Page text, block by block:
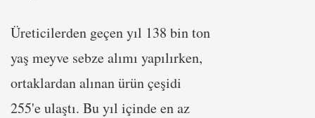
Üreticilerden geçen yıl 138 bin ton
yaş meyve sebze alımı yapılırken,
ortaklardan alınan ürün çeşidi
255'e ulaştı. Bu yıl içinde en az